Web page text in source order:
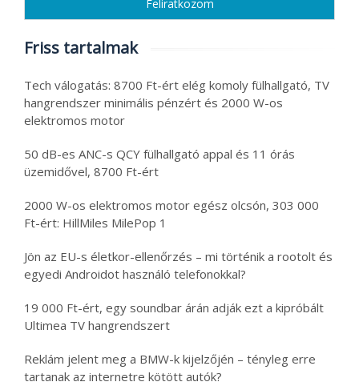
Friss tartalmak
Tech válogatás: 8700 Ft-ért elég komoly fülhallgató, TV
hangrendszer minimális pénzért és 2000 W-os
elektromos motor
50 dB-es ANC-s QCY fülhallgató appal és 11 órás
üzemidővel, 8700 Ft-ért
2000 W-os elektromos motor egész olcsón, 303 000
Ft-ért: HillMiles MilePop 1
Jön az EU-s életkor-ellenőrzés – mi történik a rootolt és
egyedi Androidot használó telefonokkal?
19 000 Ft-ért, egy soundbar árán adják ezt a kipróbált
Ultimea TV hangrendszert
Reklám jelent meg a BMW-k kijelzőjén – tényleg erre
tartanak az internetre kötött autók?